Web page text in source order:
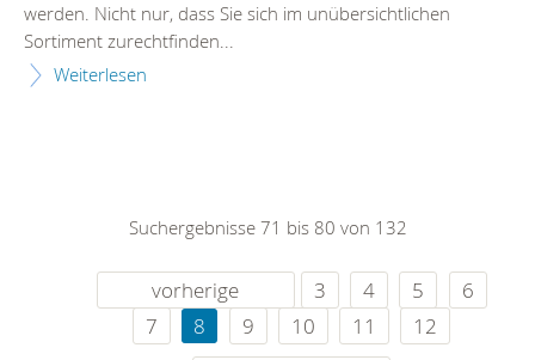
werden. Nicht nur, dass Sie sich im unübersichtlichen
Sortiment zurechtfinden...
Weiterlesen
Suchergebnisse 71 bis 80 von 132
vorherige 3 4 5
6
7
8 9 10 11
12